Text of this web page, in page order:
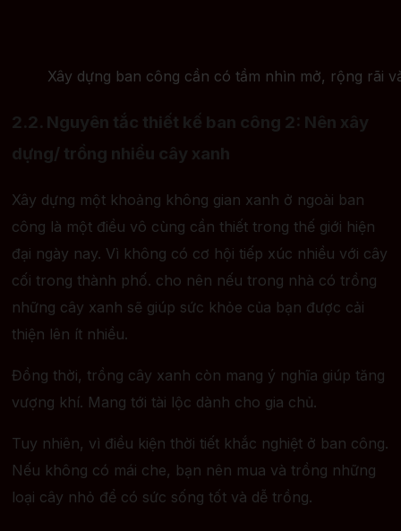
Xây dựng ban công cần có tầm nhìn mở, rộng rãi
2.2. Nguyên tắc thiết kế ban công 2: Nên xây
dựng/ trồng nhiều cây xanh
Xây dựng một khoảng không gian xanh ở ngoài ban
công là một điều vô cùng cần thiết trong thế giới hiện
đại ngày nay. Vì không có cơ hội tiếp xúc nhiều với cây
cối trong thành phố. cho nên nếu trong nhà có trồng
những cây xanh sẽ giúp sức khỏe của bạn được cải
thiện lên ít nhiều.
Đồng thời, trồng cây xanh còn mang ý nghĩa giúp tăng
vượng khí. Mang tới tài lộc dành cho gia chủ.
Tuy nhiên, vì điều kiện thời tiết khắc nghiệt ở ban công.
Nếu không có mái che, bạn nên mua và trồng những
loại cây nhỏ để có sức sống tốt và dễ trồng.